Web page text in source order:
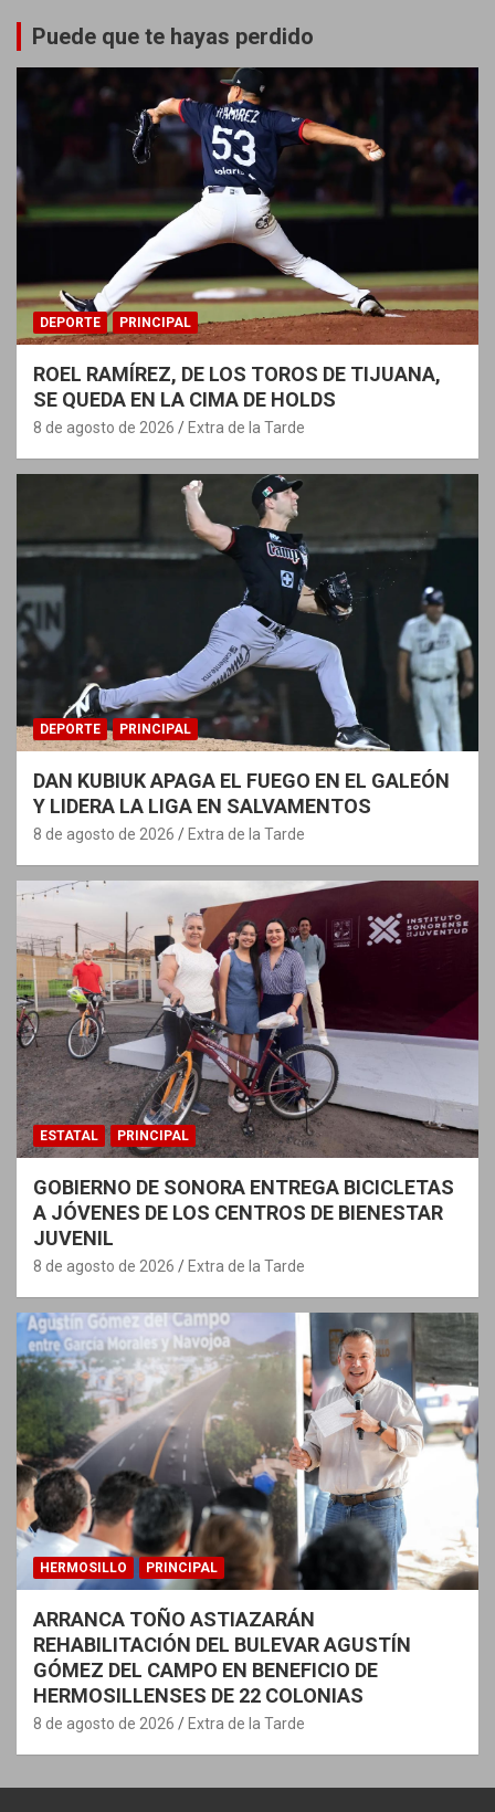
Puede que te hayas perdido
DEPORTE PRINCIPAL
ROEL RAMÍREZ, DE LOS TOROS DE TIJUANA,
SE QUEDA EN LA CIMA DE HOLDS
8 de agosto de 2026 Extra de la Tarde
DEPORTE PRINCIPAL
DAN KUBIUK APAGA EL FUEGO EN EL GALEÓN
Y LIDERA LA LIGA EN SALVAMENTOS
8 de agosto de 2026 Extra de la Tarde
ESTATAL PRINCIPAL
GOBIERNO DE SONORA ENTREGA BICICLETAS
A JÓVENES DE LOS CENTROS DE BIENESTAR
JUVENIL
8 de agosto de 2026 Extra de la Tarde
HERMOSILLO PRINCIPAL
ARRANCA TOÑO ASTIAZARÁN
REHABILITACIÓN DEL BULEVAR AGUSTÍN
GÓMEZ DEL CAMPO EN BENEFICIO DE
HERMOSILLENSES DE 22 COLONIAS
8 de agosto de 2026 Extra de la Tarde